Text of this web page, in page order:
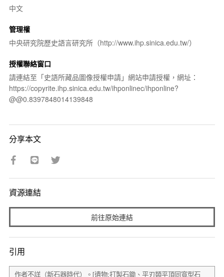
中文
管理權
中央研究院歷史語言研究所（http://www.ihp.sinica.edu.tw/）
授權聯絡窗口
請連結至「史語所藏品圖像授權申請」網站申請授權，網址：
https://copyrite.ihp.sinica.edu.tw/ihponlinec/ihponline?
@@0.8397848014139848
分享本文
資源連結
前往原始連結
引用